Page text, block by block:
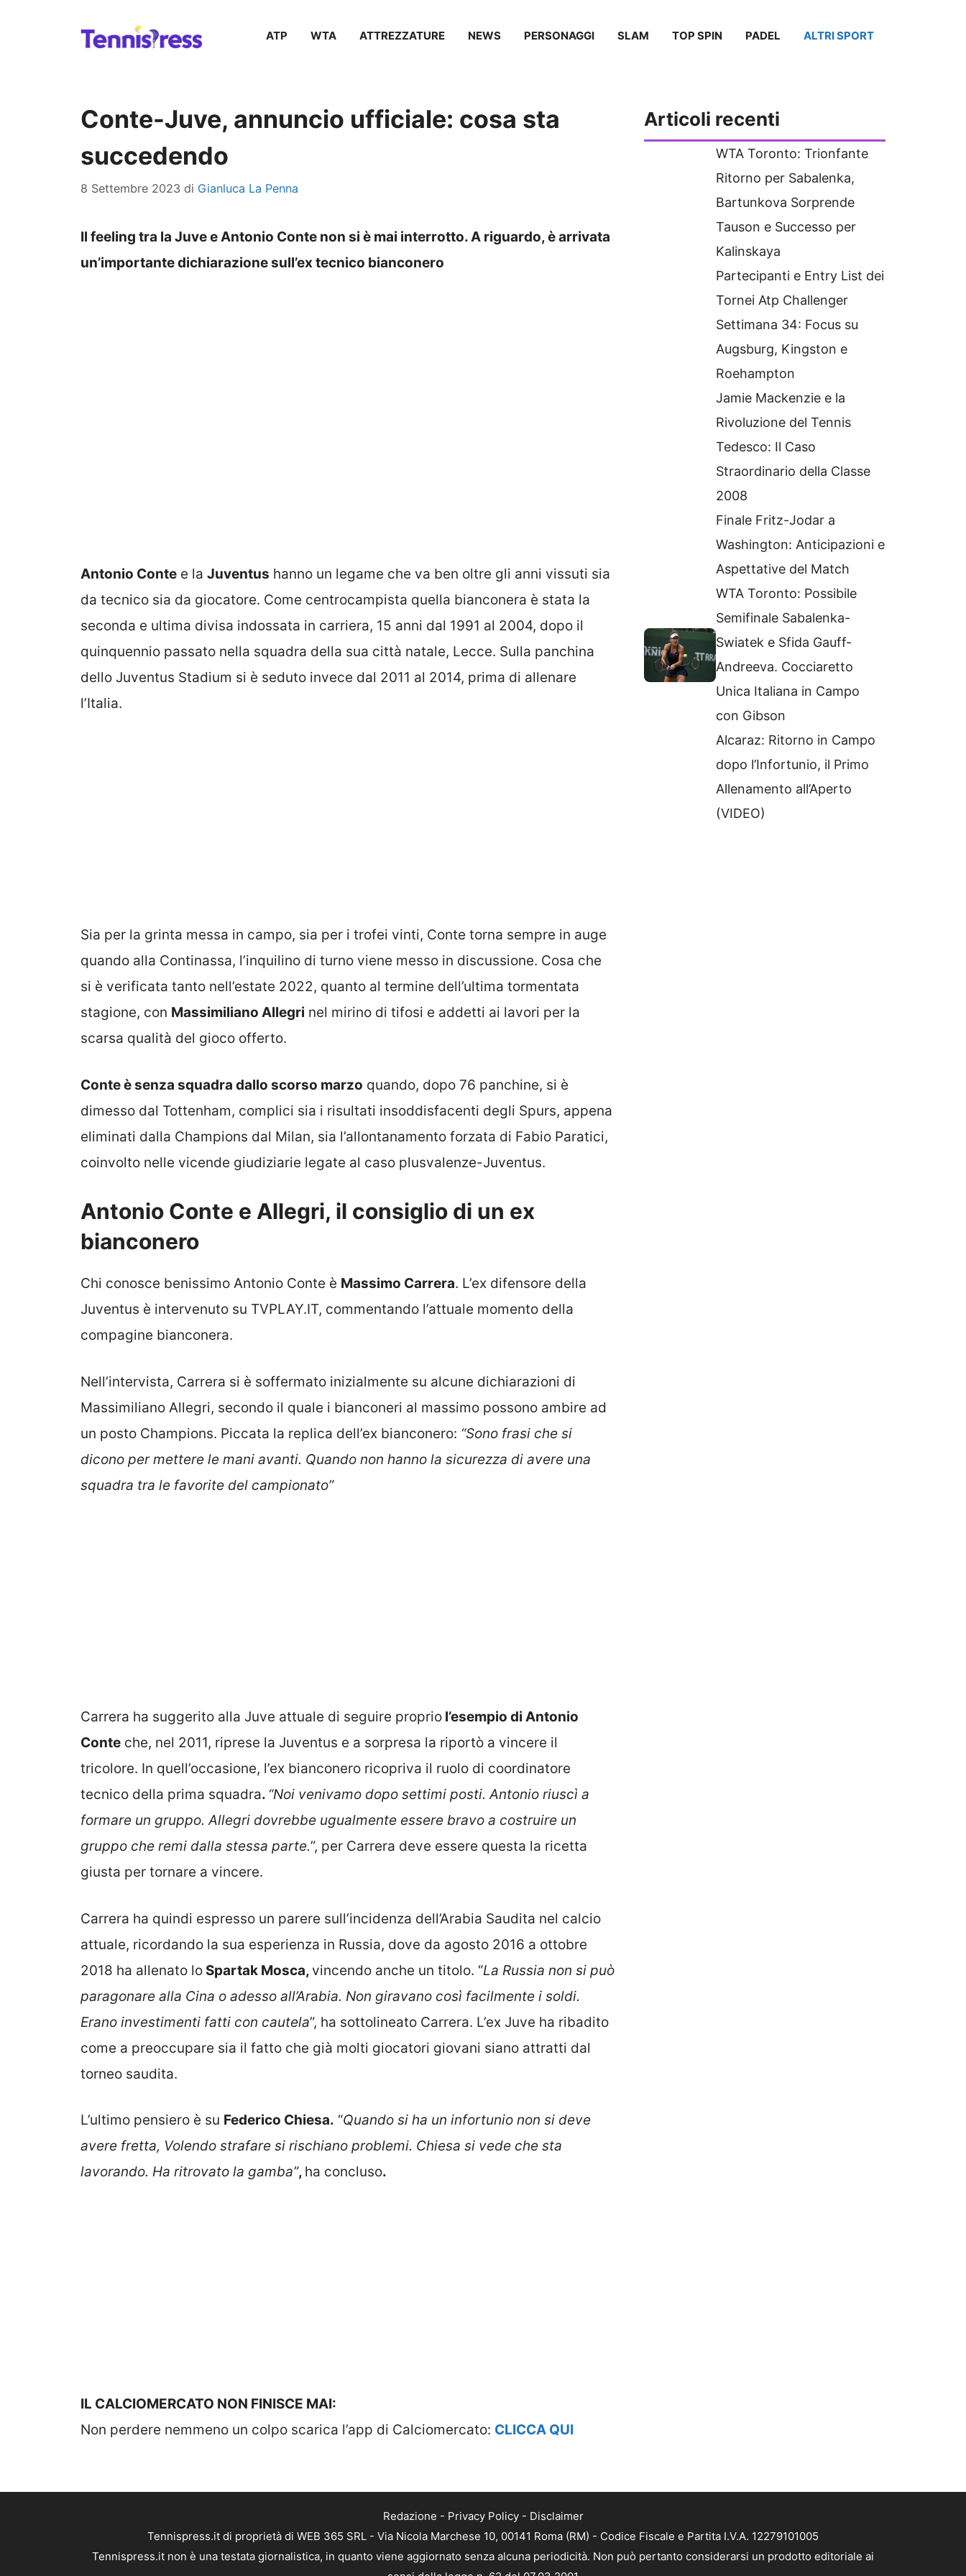
ATP WTA ATTREZZATURE NEWS PERSONAGGI SLAM TOP SPIN PADEL ALTRI SPORT
Conte-Juve, annuncio ufficiale: cosa sta
succedendo
8 Settembre 2023 di Gianluca La Penna
Il feeling tra la Juve e Antonio Conte non si è mai interrotto. A riguardo, è arrivata
un’importante dichiarazione sull’ex tecnico bianconero
Antonio Conte e la Juventus hanno un legame che va ben oltre gli anni vissuti sia
da tecnico sia da giocatore. Come centrocampista quella bianconera è stata la
seconda e ultima divisa indossata in carriera, 15 anni dal 1991 al 2004, dopo il
quinquennio passato nella squadra della sua città natale, Lecce. Sulla panchina
dello Juventus Stadium si è seduto invece dal 2011 al 2014, prima di allenare
l’Italia.
Sia per la grinta messa in campo, sia per i trofei vinti, Conte torna sempre in auge
quando alla Continassa, l’inquilino di turno viene messo in discussione. Cosa che
si è verificata tanto nell’estate 2022, quanto al termine dell’ultima tormentata
stagione, con Massimiliano Allegri nel mirino di tifosi e addetti ai lavori per la
scarsa qualità del gioco offerto.
Conte è senza squadra dallo scorso marzo quando, dopo 76 panchine, si è
dimesso dal Tottenham, complici sia i risultati insoddisfacenti degli Spurs, appena
eliminati dalla Champions dal Milan, sia l’allontanamento forzata di Fabio Paratici,
coinvolto nelle vicende giudiziarie legate al caso plusvalenze-Juventus.
Antonio Conte e Allegri, il consiglio di un ex
bianconero
Chi conosce benissimo Antonio Conte è Massimo Carrera. L’ex difensore della
Juventus è intervenuto su TVPLAY.IT, commentando l’attuale momento della
compagine bianconera.
Nell’intervista, Carrera si è soffermato inizialmente su alcune dichiarazioni di
Massimiliano Allegri, secondo il quale i bianconeri al massimo possono ambire ad
un posto Champions. Piccata la replica dell’ex bianconero: “Sono frasi che si
dicono per mettere le mani avanti. Quando non hanno la sicurezza di avere una
squadra tra le favorite del campionato”
Carrera ha suggerito alla Juve attuale di seguire proprio l’esempio di Antonio
Conte che, nel 2011, riprese la Juventus e a sorpresa la riportò a vincere il
tricolore. In quell’occasione, l’ex bianconero ricopriva il ruolo di coordinatore
tecnico della prima squadra. “Noi venivamo dopo settimi posti. Antonio riuscì a
formare un gruppo. Allegri dovrebbe ugualmente essere bravo a costruire un
gruppo che remi dalla stessa parte.”, per Carrera deve essere questa la ricetta
giusta per tornare a vincere.
Carrera ha quindi espresso un parere sull’incidenza dell’Arabia Saudita nel calcio
attuale, ricordando la sua esperienza in Russia, dove da agosto 2016 a ottobre
2018 ha allenato lo Spartak Mosca,vincendo anche un titolo. “La Russia non si può
paragonare alla Cina o adesso all’Arabia. Non giravano così facilmente i soldi.
Erano investimenti fatti con cautela”, ha sottolineato Carrera. L’ex Juve ha ribadito
come a preoccupare sia il fatto che già molti giocatori giovani siano attratti dal
torneo saudita.
L’ultimo pensiero è su Federico Chiesa. “Quando si ha un infortunio non si deve
avere fretta, Volendo strafare si rischiano problemi. Chiesa si vede che sta
lavorando. Ha ritrovato la gamba”, ha concluso.
IL CALCIOMERCATO NON FINISCE MAI:
Non perdere nemmeno un colpo scarica l’app di Calciomercato: CLICCA QUI
Articoli recenti
WTA Toronto: Trionfante
Ritorno per Sabalenka,
Bartunkova Sorprende
Tauson e Successo per
Kalinskaya
Partecipanti e Entry List dei
Tornei Atp Challenger
Settimana 34: Focus su
Augsburg, Kingston e
Roehampton
Jamie Mackenzie e la
Rivoluzione del Tennis
Tedesco: Il Caso
Straordinario della Classe
2008
Finale Fritz-Jodar a
Washington: Anticipazioni e
Aspettative del Match
WTA Toronto: Possibile
Semifinale Sabalenka-
Swiatek e Sfida Gauff-
Andreeva. Cocciaretto
Unica Italiana in Campo
con Gibson
Alcaraz: Ritorno in Campo
dopo l’Infortunio, il Primo
Allenamento all’Aperto
(VIDEO)
Redazione - Privacy Policy- Disclaimer
Tennispress.it di proprietà di WEB 365 SRL - Via Nicola Marchese 10, 00141 Roma (RM) - Codice Fiscale e Partita I.V.A. 12279101005
Tennispress.it non è una testata giornalistica, in quanto viene aggiornato senza alcuna periodicità. Non può pertanto considerarsi un prodotto editoriale ai